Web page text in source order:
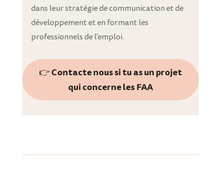
dans leur stratégie de communication et de
développement et en formant les
professionnels de l’emploi.
👉 Contacte nous si tu as un projet
qui concerne les FAA